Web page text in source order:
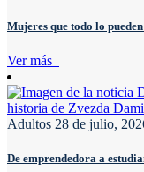
Mujeres que todo lo
Ver más
Adultos 28 de julio,
De emprendedora a